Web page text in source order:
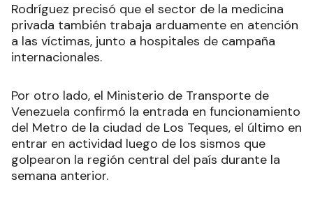
Rodríguez precisó que el sector de la medicina
privada también trabaja arduamente en atención
a las víctimas, junto a hospitales de campaña
internacionales.
Por otro lado, el Ministerio de Transporte de
Venezuela confirmó la entrada en funcionamiento
del Metro de la ciudad de Los Teques, el último en
entrar en actividad luego de los sismos que
golpearon la región central del país durante la
semana anterior.